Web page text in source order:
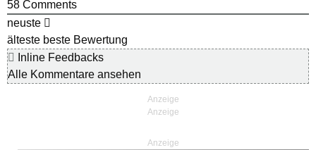
58 Comments
neuste
älteste beste Bewertung
Inline Feedbacks
Alle Kommentare ansehen
Anzeige